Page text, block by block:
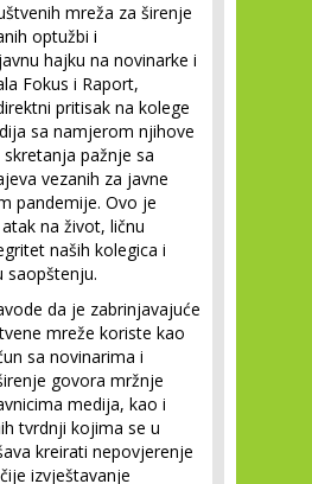
mreža za širenje
optužbi i
hajku na novinarke i
Fokus i Raport,
pritisak na kolege
sa namjerom njihove
pažnje sa
vezanih za javne
pandemije. Ovo je
na život, ličnu
naših kolegica i
saopštenju.
da je zabrinjavajuće
mreže koriste kao
sa novinarima i
govora mržnje
medija, kao i
tvrdnji kojima se u
kreirati nepovjerenje
izvještavanje